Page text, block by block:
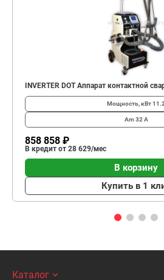
INVERTER DOT Аппарат контактной
Мощность, кВт11.2
Am 32 А
858 858 ₽
В кредит от 28 629/мес
В корзину
Купить в 1
Каталог